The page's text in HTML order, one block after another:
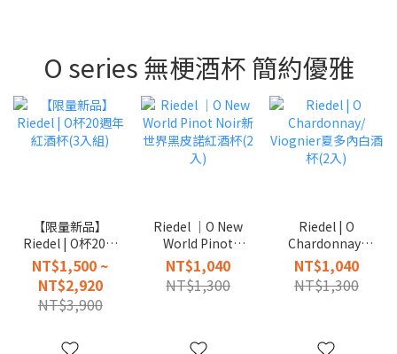
O series 無梗酒杯 簡約優雅
【限量新品】
Riedel | O杯20週
年紅酒杯(3入組)
NT$1,500 ~
NT$2,920
NT$3,900
Riedel │O New
World Pinot
Noir新世界黑皮
諾紅酒杯(2入)
NT$1,040
NT$1,300
Riedel | O
Chardonnay/
Viognier夏多內
白酒杯(2入)
NT$1,040
NT$1,300